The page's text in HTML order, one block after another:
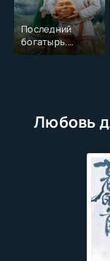
Последний
богатырь.
Колобок (2026)
Любовь